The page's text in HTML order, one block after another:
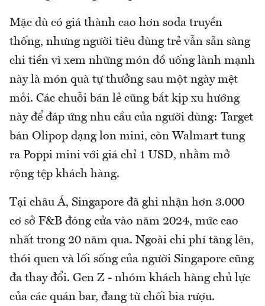
Mặc dù có giá thành cao hơn soda truyền
thống, nhưng người tiêu dùng trẻ vẫn sẵn sàng
chi tiền vì xem những món đồ uống lành mạnh
này là món quà tự thưởng sau một ngày mệt
mỏi. Các chuỗi bán lẻ cũng bắt kịp xu hướng
này để đáp ứng nhu cầu của người dùng: Target
bán Olipop dạng lon mini, còn Walmart tung
ra Poppi mini với giá chỉ 1 USD, nhằm mở
rộng tệp khách hàng.
Tại châu Á, Singapore đã ghi nhận hơn 3.000
cơ sở F&B đóng cửa vào năm 2024, mức cao
nhất trong 20 năm qua. Ngoài chi phí tăng lên,
thói quen và lối sống của người Singapore cũng
đa thay đổi. Gen Z - nhóm khách hàng chủ lực
của các quán bar, đang từ chối bia rượu.